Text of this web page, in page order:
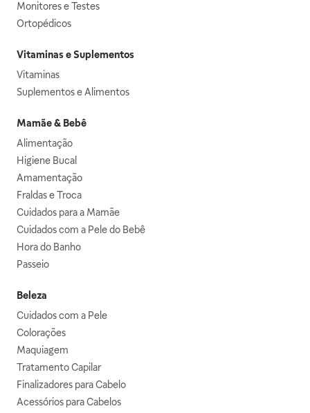
Monitores e Testes
Ortopédicos
Vitaminas e Suplementos
Vitaminas
Suplementos e Alimentos
Mamãe & Bebê
Alimentação
Higiene Bucal
Amamentação
Fraldas e Troca
Cuidados para a Mamãe
Cuidados com a Pele do Bebê
Hora do Banho
Passeio
Beleza
Cuidados com a Pele
Colorações
Maquiagem
Tratamento Capilar
Finalizadores para Cabelo
Acessórios para Cabelos